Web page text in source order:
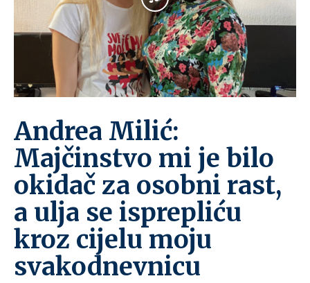
Andrea Milić:
Majčinstvo mi je bilo
okidač za osobni rast,
a ulja se isprepliću
kroz cijelu moju
svakodnevnicu